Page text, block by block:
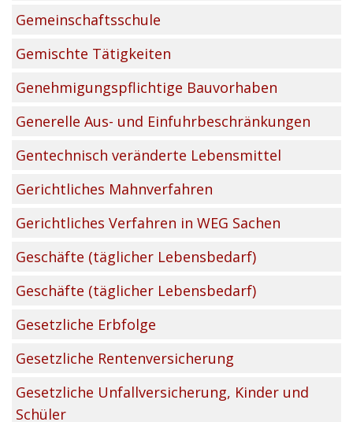
Gemeinschaftsschule
Gemischte Tätigkeiten
Genehmigungspflichtige Bauvorhaben
Generelle Aus- und Einfuhrbeschränkungen
Gentechnisch veränderte Lebensmittel
Gerichtliches Mahnverfahren
Gerichtliches Verfahren in WEG Sachen
Geschäfte (täglicher Lebensbedarf)
Geschäfte (täglicher Lebensbedarf)
Gesetzliche Erbfolge
Gesetzliche Rentenversicherung
Gesetzliche Unfallversicherung, Kinder und
Schüler